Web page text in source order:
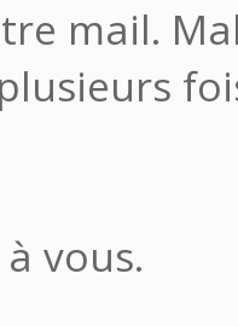
mail.
vous.